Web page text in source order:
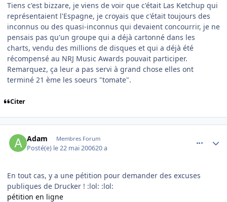
Tiens c'est bizzare, je viens de voir que c'était Las Ketchup qui
représentaient l'Espagne, je croyais que c'était toujours des
inconnus ou des quasi-inconnus qui devaient concourrir, je ne
pensais pas qu'un groupe qui a déjà cartonné dans les
charts, vendu des millions de disques et qui a déjà été
récompensé au NRJ Music Awards pouvait participer.
Remarquez, ça leur a pas servi à grand chose elles ont
terminé 21 ème les soeurs "tomate".
Citer
Adam Membres Forum
Posté(e) le 22 mai 200620 a
En tout cas, y a une pétition pour demander des excuses
publiques de Drucker ! :lol: :lol:
pétition en ligne